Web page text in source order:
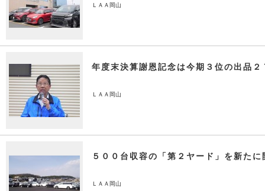
ＬＡＡ岡山
年度末決算謝恩記念は今期３位の出品２
ＬＡＡ岡山
５００台収容の「第２ヤード」を新たに
ＬＡＡ岡山